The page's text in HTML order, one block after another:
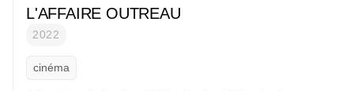
L'AFFAIRE OUTREAU
2022
cinéma